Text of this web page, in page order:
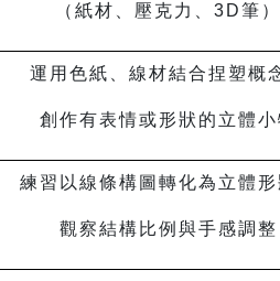
（紙材、壓克力、3D筆）
運用色紙、線材結合捏塑概
創作有表情或形狀的立體小
練習以線條構圖轉化為立體形
觀察結構比例與手感調整